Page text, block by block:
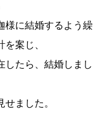
様に結婚するよう繰
案じ、
したら、結婚しまし
ました。